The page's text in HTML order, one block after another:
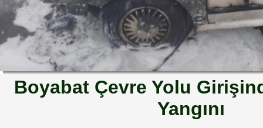
Boyabat Çevre Yolu
Yangını